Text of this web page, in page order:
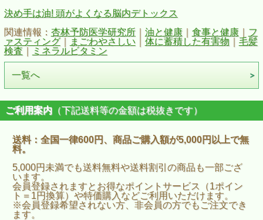
決め手は油! 頭がよくなる脳内デトックス
関連情報： 杏林予防医学研究所｜ 油と健康｜ 食事と健康｜ フ
ァスティング｜ まごわやさしい｜ 体に蓄積した有害物｜ 毛髪
検査｜ ミネラルビタミン
一覧へ
ご利用案内 （下記送料等の金額は税抜きです）
送料：全国一律600円、商品ご購入額が5,000円以上で無
料。
5,000円未満でも送料無料や送料割引の商品も一部ござ
います。
会員登録されますとお得なポイントサービス（1ポイン
ト＝1円換算）や特価購入などご利用いただけます。
※会員登録希望されない方、非会員の方でもご注文でき
ます。